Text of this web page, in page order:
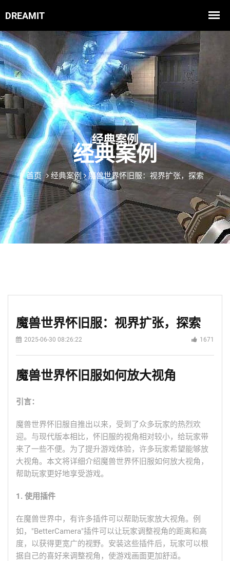
经典案例
首页 经典案例 魔兽世界怀旧服：视界扩张，探索
魔兽世界怀旧服：视界扩张，探索
2025-06-30 08:26:22 1671
魔兽世界怀旧服如何放大视角
引言：
魔兽世界怀旧服自推出以来，受到了众多玩家的热烈欢
迎。与现代版本相比，怀旧服的视角相对较小，给玩家带
来了一些不便。为了提升游戏体验，许多玩家希望能够放
大视角。本文将详细介绍魔兽世界怀旧服如何放大视角，
帮助玩家更好地享受游戏。
1. 使用插件
在魔兽世界中，有许多插件可以帮助玩家放大视角。例
如，"BetterCamera"插件可以让玩家调整视角的距离和高
度，以获得更宽广的视野。安装这些插件后，玩家可以根
据自己的喜好来调整视角，使游戏画面更加舒适。